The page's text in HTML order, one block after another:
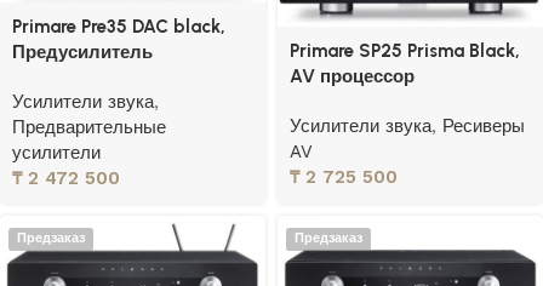
Primare Pre35 DAC black,
Предусилитель
Усилители звука,
Предварительные
усилители
₸2 472 500
Primare SP25 Prisma Black,
AV процессор
Усилители звука, Ресиверы
AV
₸2 725 500
Предзаказ Предзаказ